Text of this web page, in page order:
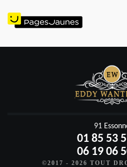
91
01 85 53
06 19 06
©2017 - 2026 TOUT